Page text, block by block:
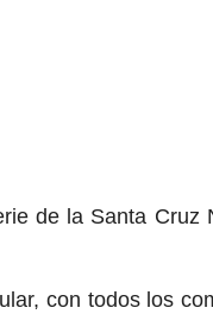
de la Santa
con todos los